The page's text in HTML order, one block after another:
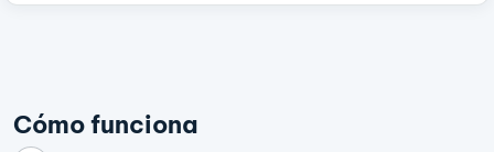
Cómo funciona